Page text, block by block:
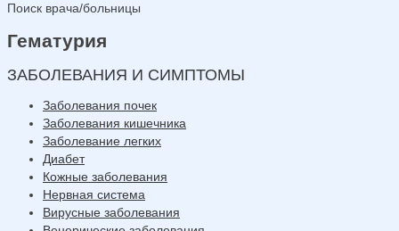
Поиск врача/больницы
Гематурия
ЗАБОЛЕВАНИЯ И СИМПТОМЫ
Заболевания почек
Заболевания кишечника
Заболевание легких
Диабет
Кожные заболевания
Нервная система
Вирусные заболевания